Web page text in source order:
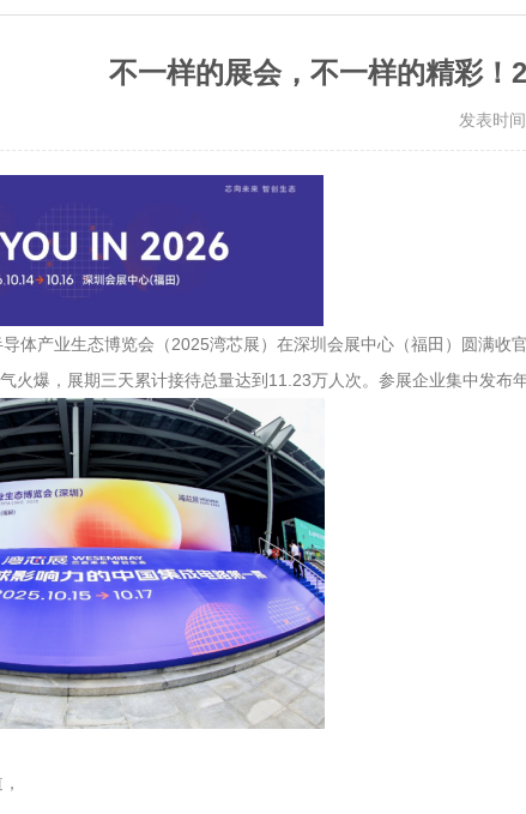
不一样的展会，不一样的精彩
发表时
体产业生态博览会（2025湾芯展）在深圳会展中心（福田）圆满收
火爆，展期三天累计接待总量达到11.23万人次。参展企业集中发布